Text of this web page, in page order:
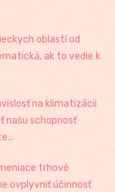
oblastí od
ak to vedie k
na klimatizácii
našu schopnosť
trhové
ovplyvniť účinnosť